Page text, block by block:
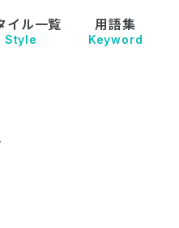
イル一覧
Style
用語集
Keyword